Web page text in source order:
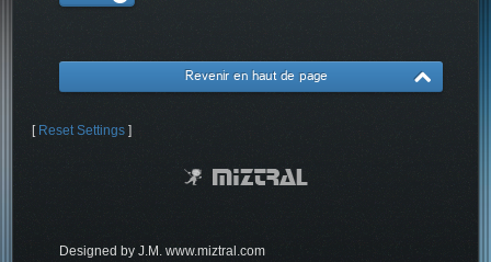
Revenir en haut de page
[ Reset Settings ]
Designed by J.M. www.miztral.com